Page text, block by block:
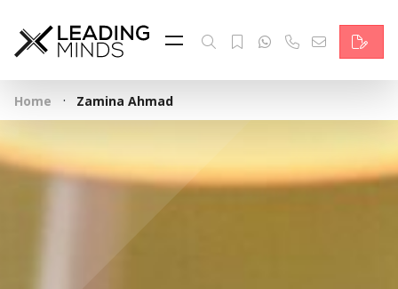
Feed & News
Reading Minds
Themen
Services
Home · Zamina Ahmad